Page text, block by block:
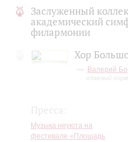
Заслуженный
академический
филармонии
Хор
Валерий
главный
Музыка неуюта на
фестивале «Площадь